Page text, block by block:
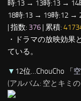
時:13 → 13時:13 →
18時:13 → 19時:12 →
| 指数: 376 | 累積:
・ドラマの放映効果
ている。
▼ 12位…ChouCho 「
(アルバム: 空とキミ